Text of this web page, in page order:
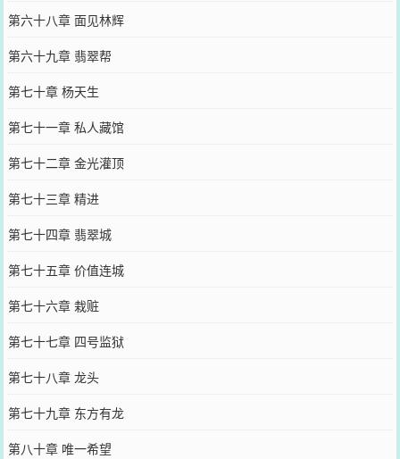
第六十八章 面见林辉
第六十九章 翡翠帮
第七十章 杨天生
第七十一章 私人藏馆
第七十二章 金光灌顶
第七十三章 精进
第七十四章 翡翠城
第七十五章 价值连城
第七十六章 栽赃
第七十七章 四号监狱
第七十八章 龙头
第七十九章 东方有龙
第八十章 唯一希望